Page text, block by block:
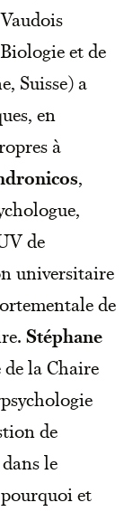
et de
Suisse) a
en
à
,
de
universitaire
de
Stéphane
la Chaire
de
le
et